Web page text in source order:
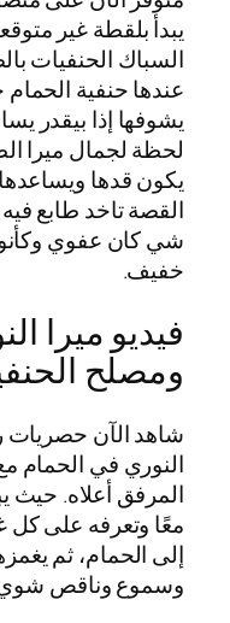
يبدأ بلقطة غير
السباك الحنفيات
عندها حنفية
يشوفها إذا بيقدر
لحظة لجمال ميرا
يكون قدها
القصة تاخد طابع
شي كان عفوي
خفيف.
فيديو ميرا
ومصلح الحنفية +20
شاهد الآن حصريات
النوري في الحمام
المرفق أعلاه. حيث
معًا وتعرفه على
إلى الحمام، ثم
وسموع وناقص